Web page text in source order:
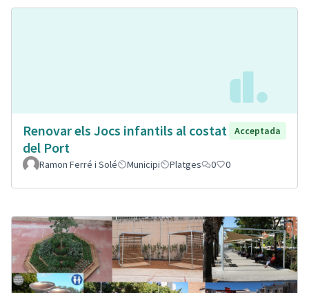
Renovar els Jocs infantils al costat
del Port
Acceptada
Ramon Ferré i Solé Municipi Platges 0 0